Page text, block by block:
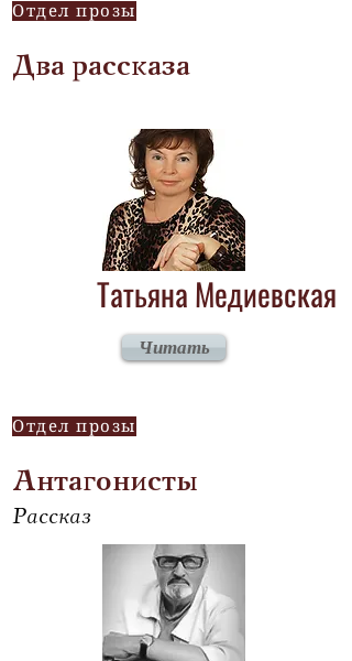
Отдел прозы
Два рассказа
Татьяна Медиевская
Читать
Отдел прозы
Антагонисты
Рассказ